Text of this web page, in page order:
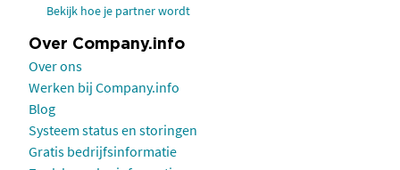
Bekijk hoe je partner wordt
Over Company.info
Over ons
Werken bij Company.info
Blog
Systeem status en storingen
Gratis bedrijfsinformatie